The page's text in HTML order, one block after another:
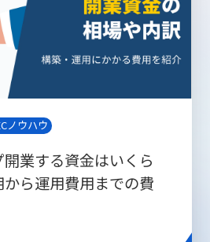
ノウハウ
業する資金はいくら
ら運用費用までの費